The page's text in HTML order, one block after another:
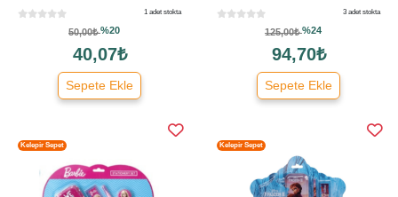
1 adet stokta
50,00₺%20
40,07₺
Sepete Ekle
3 adet stokta
125,00₺%24
94,70₺
Sepete Ekle
Kelepir Sepet Kelepir Sepet